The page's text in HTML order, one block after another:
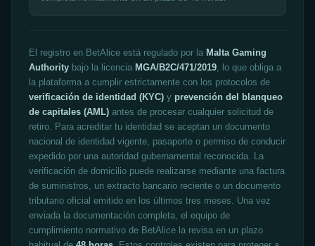
El registro en BetAlice está regulado por la Malta Gaming
Authority bajo la licencia MGA/B2C/471/2019 , lo que obliga a
la plataforma a cumplir estrictamente con los protocolos de
verificación de identidad (KYC) y prevención del blanqueo
de capitales (AML) antes de procesar cualquier solicitud de
retiro. Para acreditar tu identidad se aceptan un documento
nacional de identidad vigente, pasaporte o permiso de conducir
expedido por una autoridad gubernamental reconocida. La
verificación de domicilio puede realizarse mediante una factura
de suministros, un extracto bancario reciente o un documento
tributario oficial emitido en los últimos tres meses. Una vez
enviada la documentación completa, el equipo de
cumplimiento normativo de BetAlice la revisa en un plazo